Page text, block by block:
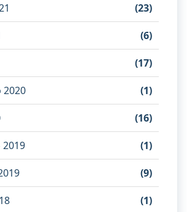
(23)
(6)
(17)
(1)
(16)
(1)
(9)
(1)